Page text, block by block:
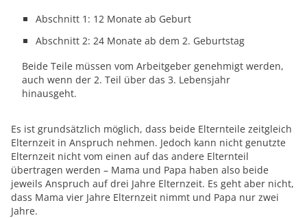
Abschnitt 1: 12 Monate ab Geburt
Abschnitt 2: 24 Monate ab dem 2. Geburtstag
Beide Teile müssen vom Arbeitgeber genehmigt werden,
auch wenn der 2. Teil über das 3. Lebensjahr
hinausgeht.
Es ist grundsätzlich möglich, dass beide Elternteile zeitgleich
Elternzeit in Anspruch nehmen. Jedoch kann nicht genutzte
Elternzeit nicht vom einen auf das andere Elternteil
übertragen werden – Mama und Papa haben also beide
jeweils Anspruch auf drei Jahre Elternzeit. Es geht aber nicht,
dass Mama vier Jahre Elternzeit nimmt und Papa nur zwei
Jahre.